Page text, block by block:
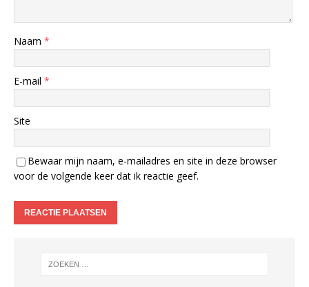
Naam *
E-mail *
Site
Bewaar mijn naam, e-mailadres en site in deze browser
voor de volgende keer dat ik reactie geef.